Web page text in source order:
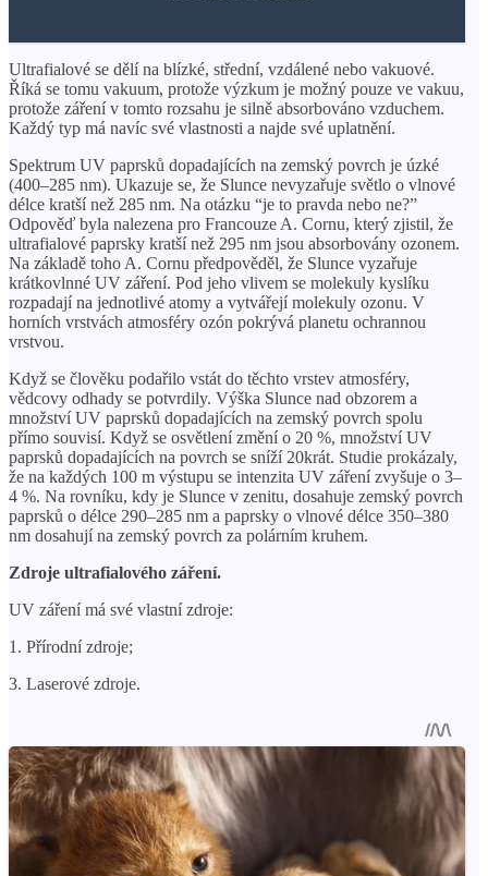
Ultrafialové se dělí na blízké, střední, vzdálené nebo vakuové.
Říká se tomu vakuum, protože výzkum je možný pouze ve vakuu,
protože záření v tomto rozsahu je silně absorbováno vzduchem.
Každý typ má navíc své vlastnosti a najde své uplatnění.
Spektrum UV paprsků dopadajících na zemský povrch je úzké
(400–285 nm). Ukazuje se, že Slunce nevyzařuje světlo o vlnové
délce kratší než 285 nm. Na otázku “je to pravda nebo ne?”
Odpověď byla nalezena pro Francouze A. Cornu, který zjistil, že
ultrafialové paprsky kratší než 295 nm jsou absorbovány ozonem.
Na základě toho A. Cornu předpověděl, že Slunce vyzařuje
krátkovlnné UV záření. Pod jeho vlivem se molekuly kyslíku
rozpadají na jednotlivé atomy a vytvářejí molekuly ozonu. V
horních vrstvách atmosféry ozón pokrývá planetu ochrannou
vrstvou.
Když se člověku podařilo vstát do těchto vrstev atmosféry,
vědcovy odhady se potvrdily. Výška Slunce nad obzorem a
množství UV paprsků dopadajících na zemský povrch spolu
přímo souvisí. Když se osvětlení změní o 20 %, množství UV
paprsků dopadajících na povrch se sníží 20krát. Studie prokázaly,
že na každých 100 m výstupu se intenzita UV záření zvyšuje o 3–
4 %. Na rovníku, kdy je Slunce v zenitu, dosahuje zemský povrch
paprsků o délce 290–285 nm a paprsky o vlnové délce 350–380
nm dosahují na zemský povrch za polárním kruhem.
Zdroje ultrafialového záření.
UV záření má své vlastní zdroje:
1. Přírodní zdroje;
3. Laserové zdroje.